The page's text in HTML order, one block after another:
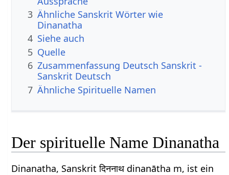
3 Ähnliche Sanskrit Wörter wie
Dinanatha
4 Siehe auch
5 Quelle
6 Zusammenfassung Deutsch Sanskrit -
Sanskrit Deutsch
7 Ähnliche Spirituelle Namen
Der spirituelle Name Dinanatha
Dinanatha, Sanskrit दिननाथ dinanātha m, ist ein